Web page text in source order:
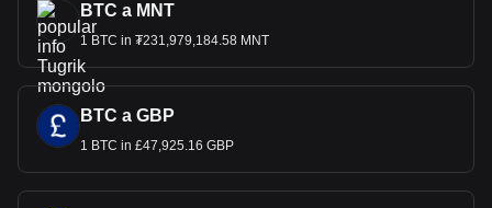
BTC a MNT
1 BTC in ₮231,979,184.58 MNT
BTC a GBP
1 BTC in £47,925.16 GBP